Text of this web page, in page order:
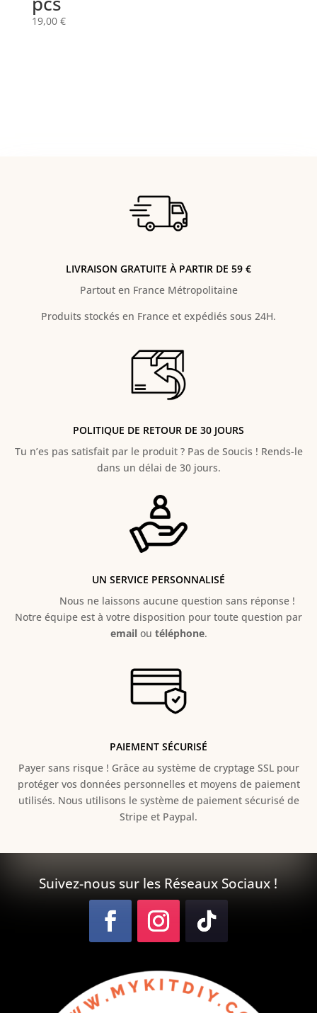
19,00 €
LIVRAISON GRATUITE À PARTIR DE 59 €
Partout en France Métropolitaine
Produits stockés en France et expédiés sous 24H.
POLITIQUE DE RETOUR DE 30 JOURS
Tu n’es pas satisfait par le produit ? Pas de Soucis ! Rends-le
dans un délai de 30 jours.
UN SERVICE PERSONNALISÉ
Nous ne laissons aucune question sans réponse !
Notre équipe est à votre disposition pour toute question par
emailou téléphone.
PAIEMENT SÉCURISÉ
Payer sans risque ! Grâce au système de cryptage SSL pour
protéger vos données personnelles et moyens de paiement
utilisés. Nous utilisons le système de paiement sécurisé de
Stripe et Paypal.
Suivez-nous sur les Réseaux Sociaux !